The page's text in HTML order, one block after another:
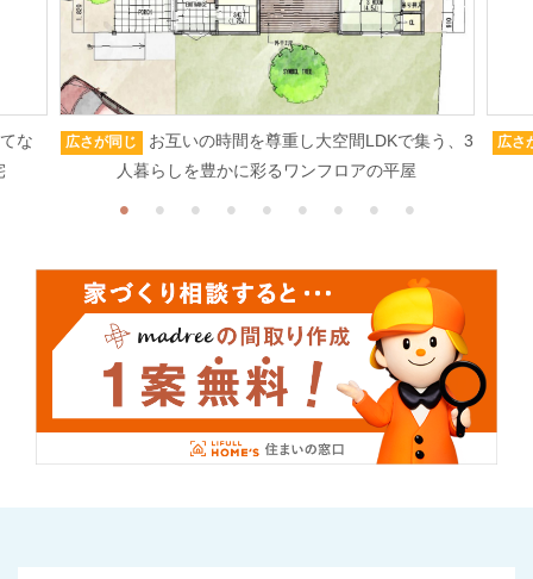
な
広さが同じ
お互いの時間を尊重し大空間LDKで集う、3
人暮らしを豊かに彩るワンフロアの平屋
広さ